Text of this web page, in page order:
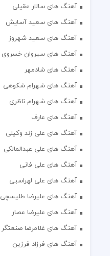
آهنگ های سالار عقیلی
آهنگ های سعید آسایش
آهنگ های سعید شهروز
آهنگ های سیروان خسروی
آهنگ های شادمهر
آهنگ های شهرام شکوهی
آهنگ های شهرام ناظری
آهنگ های عارف
آهنگ های علی زند وکیلی
آهنگ های علی عبدالمالکی
آهنگ های علی فانی
آهنگ های علی لهراسبی
آهنگ های علیرضا طلیسچی
آهنگ های علیرضا عصار
آهنگ های غلامرضا صنعتگر
آهنگ های فرزاد فرزین